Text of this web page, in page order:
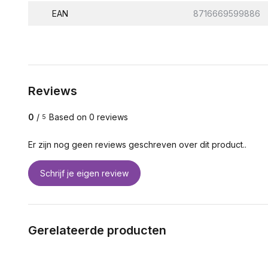
EAN 8716669599886
Reviews
0 / 5 Based on 0 reviews
Er zijn nog geen reviews geschreven over dit product..
Schrijf je eigen review
Gerelateerde producten